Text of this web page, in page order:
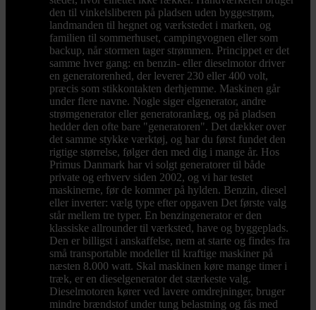
den til vinkelsliberen på pladsen uden byggestrøm,
landmanden til hegnet og værkstedet i marken, og
familien til sommerhuset, campingvognen eller som
backup, når stormen tager strømmen. Princippet er det
samme hver gang: en benzin- eller dieselmotor driver
en generatorenhed, der leverer 230 eller 400 volt,
præcis som stikkontakten derhjemme. Maskinen går
under flere navne. Nogle siger elgenerator, andre
strømgenerator eller generatoranlæg, og på pladsen
hedder den ofte bare "generatoren". Det dækker over
det samme stykke værktøj, og har du først fundet den
rigtige størrelse, følger den med dig i mange år. Hos
Primus Danmark har vi solgt generatorer til både
private og erhverv siden 2002, og vi har testet
maskinerne, før de kommer på hylden. Benzin, diesel
eller inverter: vælg type efter opgaven Det første valg
står mellem tre typer. En benzingenerator er den
klassiske allrounder til værksted, have og byggeplads.
Den er billigst i anskaffelse, nem at starte og findes fra
små transportable modeller til kraftige maskiner på
næsten 8.000 watt. Skal maskinen køre mange timer i
træk, er en dieselgenerator det stærkeste valg.
Dieselmotoren kører ved lavere omdrejninger, bruger
mindre brændstof under tung belastning og fås med